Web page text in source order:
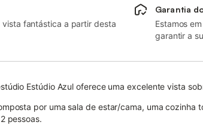
fantástica a partir desta
Garantia
Estamos
garantir a
Estúdio Azul oferece uma excelente vista
por uma sala de estar/cama, uma cozinha
pessoas.